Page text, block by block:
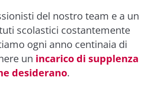
del nostro team e a un
scolastici costantemente
ogni anno centinaia di
un incarico di supplenza
desiderano.